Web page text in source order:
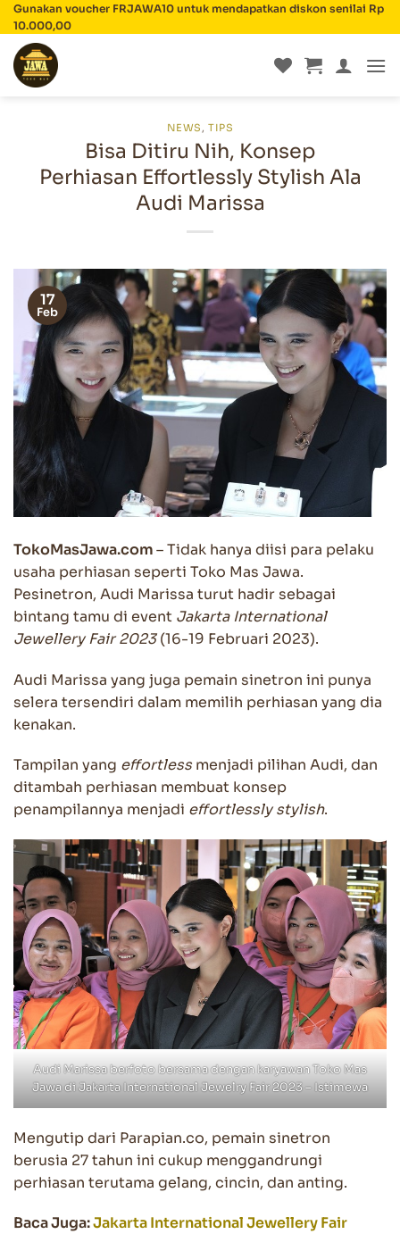
Skip
to
content
Gunakan voucher FRJAWA10 untuk mendapatkan diskon senilai Rp
10.000,00
NEWS ,TIPS
Bisa Ditiru Nih, Konsep
Perhiasan Effortlessly Stylish Ala
Audi Marissa
17
Feb
TokoMasJawa.com– Tidak hanya diisi para pelaku
usaha perhiasan seperti Toko Mas Jawa.
Pesinetron, Audi Marissa turut hadir sebagai
bintang tamu di event Jakarta International
Jewellery Fair 2023(16-19 Februari 2023).
Audi Marissa yang juga pemain sinetron ini punya
selera tersendiri dalam memilih perhiasan yang dia
kenakan.
Tampilan yang effortless menjadi pilihan Audi, dan
ditambah perhiasan membuat konsep
penampilannya menjadi effortlessly stylish.
Audi Marissa berfoto bersama dengan karyawan Toko Mas
Jawa di Jakarta International Jewelry Fair 2023 – Istimewa
Mengutip dari Parapian.co, pemain sinetron
berusia 27 tahun ini cukup menggandrungi
perhiasan terutama gelang, cincin, dan anting.
Baca Juga:Jakarta International Jewellery Fair